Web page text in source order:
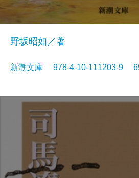
野坂昭如／著
新潮文庫 978-4-10-111203-9